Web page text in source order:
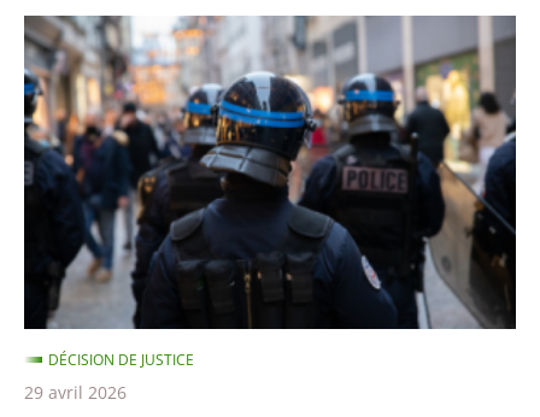
sa
dissolution
Identification
individuelle
des
policiers
et
gendarmes
Conseil
d’État
enjoint
au
DÉCISION DE JUSTICE
29 avril 2026